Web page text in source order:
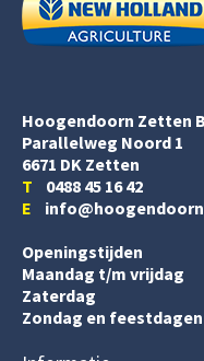
Hoogendoorn Zetten
Parallelweg Noord 1
6671 DK Zetten
T 0488 45 16 42
E
Openingstijden
Maandag t/m vrijdag
Zaterdag
Zondag en feestdagen